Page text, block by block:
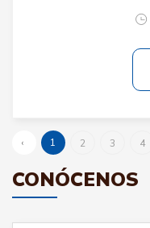
‹ 1 2 3 4
CONÓCENOS